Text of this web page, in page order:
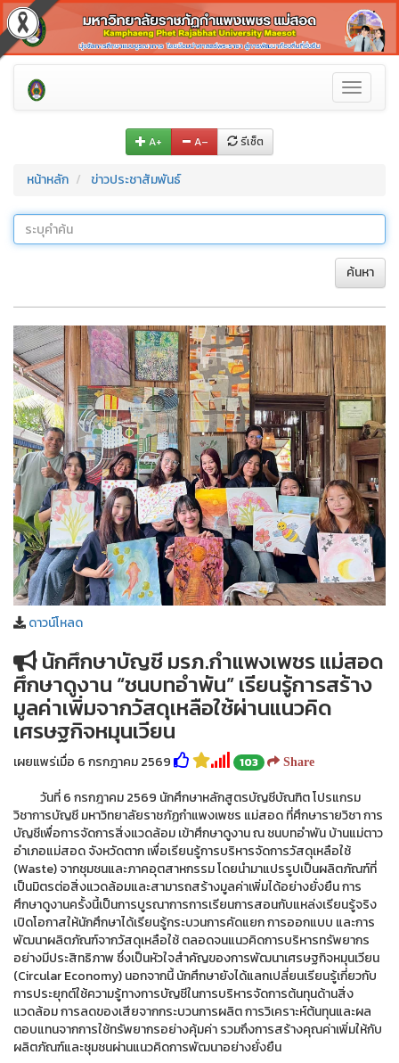
Toggle
A+ A– รีเซ็ต
หน้าหลัก ข่าวประชาสัมพันธ์
ค้นหา
ดาวน์โหลด
นักศึกษาบัญชี มรภ.กำแพงเพชร แม่สอด
ศึกษาดูงาน “ชนบทอำพัน” เรียนรู้การสร้าง
มูลค่าเพิ่มจากวัสดุเหลือใช้ผ่านแนวคิด
เศรษฐกิจหมุนเวียน
เผยแพร่เมื่อ 6 กรกฎาคม 2569 103 Share
วันที่ 6 กรกฎาคม 2569 นักศึกษาหลักสูตรบัญชีบัณฑิต โปรแกรม
วิชาการบัญชี มหาวิทยาลัยราชภัฏกำแพงเพชร แม่สอด ที่ศึกษารายวิชา การ
บัญชีเพื่อการจัดการสิ่งแวดล้อม เข้าศึกษาดูงาน ณ ชนบทอำพัน บ้านแม่ตาว
อำเภอแม่สอด จังหวัดตาก เพื่อเรียนรู้การบริหารจัดการวัสดุเหลือใช้
(Waste) จากชุมชนและภาคอุตสาหกรรม โดยนำมาแปรรูปเป็นผลิตภัณฑ์ที่
เป็นมิตรต่อสิ่งแวดล้อมและสามารถสร้างมูลค่าเพิ่มได้อย่างยั่งยืน การ
ศึกษาดูงานครั้งนี้เป็นการบูรณาการการเรียนการสอนกับแหล่งเรียนรู้จริง
เปิดโอกาสให้นักศึกษาได้เรียนรู้กระบวนการคัดแยก การออกแบบ และการ
พัฒนาผลิตภัณฑ์จากวัสดุเหลือใช้ ตลอดจนแนวคิดการบริหารทรัพยากร
อย่างมีประสิทธิภาพ ซึ่งเป็นหัวใจสำคัญของการพัฒนาเศรษฐกิจหมุนเวียน
(Circular Economy) นอกจากนี้ นักศึกษายังได้แลกเปลี่ยนเรียนรู้เกี่ยวกับ
การประยุกต์ใช้ความรู้ทางการบัญชีในการบริหารจัดการต้นทุนด้านสิ่ง
แวดล้อม การลดของเสียจากกระบวนการผลิต การวิเคราะห์ต้นทุนและผล
ตอบแทนจากการใช้ทรัพยากรอย่างคุ้มค่า รวมถึงการสร้างคุณค่าเพิ่มให้กับ
ผลิตภัณฑ์และชุมชนผ่านแนวคิดการพัฒนาอย่างยั่งยืน